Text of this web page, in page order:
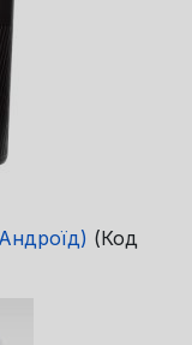
(Код